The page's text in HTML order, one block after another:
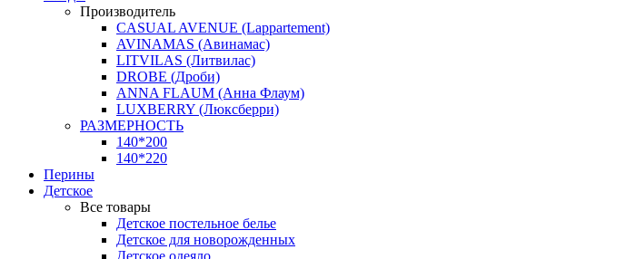
Производитель
CASUAL AVENUE (Lappartement)
AVINAMAS (Авинамас)
LITVILAS (Литвилас)
DROBE (Дроби)
ANNA FLAUM (Анна Флаум)
LUXBERRY (Люксберри)
РАЗМЕРНОСТЬ
140*200
140*220
Перины
Детское
Все товары
Детское постельное белье
Детское для новорожденных
Детское одеяло